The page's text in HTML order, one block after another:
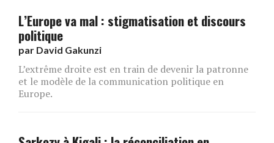
L’Europe va mal : stigmatisation et discours
politique
par David Gakunzi
L’extrême droite est en train de devenir la patronne
et le modèle de la communication politique en
Europe.